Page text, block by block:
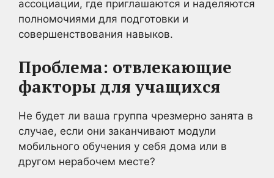
ассоциации, где приглашаются и наделяются
полномочиями для подготовки и
совершенствования навыков.
Проблема: отвлекающие
факторы для учащихся
Не будет ли ваша группа чрезмерно занята в
случае, если они заканчивают модули
мобильного обучения у себя дома или в
другом нерабочем месте?